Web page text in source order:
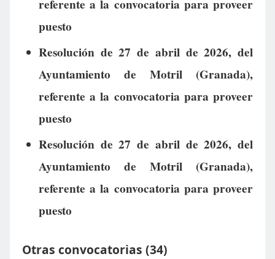
referente a la convocatoria para proveer
puesto
Resolución de 27 de abril de 2026, del
Ayuntamiento de Motril (Granada),
referente a la convocatoria para proveer
puesto
Resolución de 27 de abril de 2026, del
Ayuntamiento de Motril (Granada),
referente a la convocatoria para proveer
puesto
Otras convocatorias (34)